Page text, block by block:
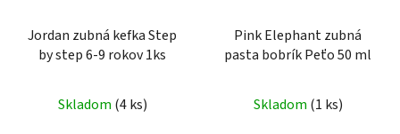
Jordan zubná kefka Step
by step 6-9 rokov 1ks
Skladom (4 ks)
Pink Elephant zubná
pasta bobrík Peťo 50 ml
Skladom (1 ks)